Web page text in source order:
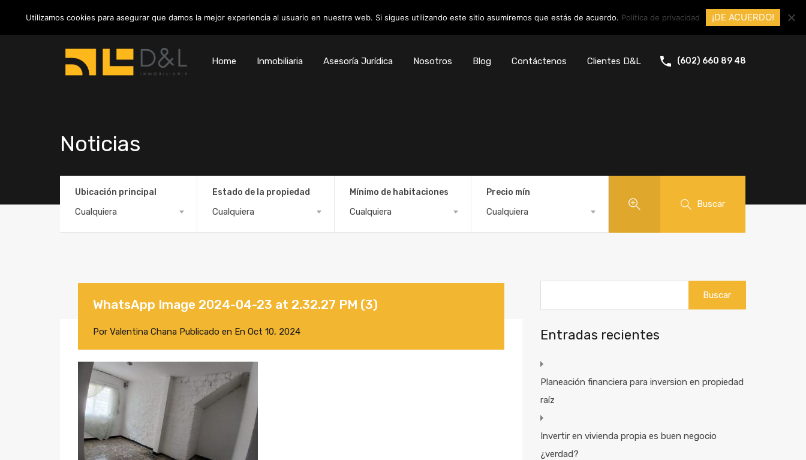
Home Inmobiliaria Asesoría Jurídica Nosotros Blog Contáctenos Clientes D&L (602) 660 89 48
Noticias
Ubicación principal
Cualquiera
Estado de la propiedad
Cualquiera
Mínimo de habitaciones
Cualquiera
Precio mín
Cualquiera
Buscar
WhatsApp Image 2024-04-23 at 2.32.27 PM (3)
Por Valentina Chana Publicado en En Oct 10, 2024 Entradas recientes
Planeación financiera para inversion en propiedad
raíz
Invertir en vivienda propia es buen negocio
¿verdad?
Utilizamos cookies para asegurar que damos la mejor experiencia al usuario en nuestra web. Si sigues utilizando este sitio asumiremos que estás de acuerdo. Política de privacidad ¡DE ACUERDO!